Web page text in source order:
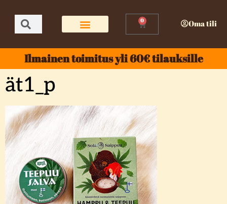
0 Oma tili
Ilmainen toimitus yli 60€ tilauksille
ät1_p